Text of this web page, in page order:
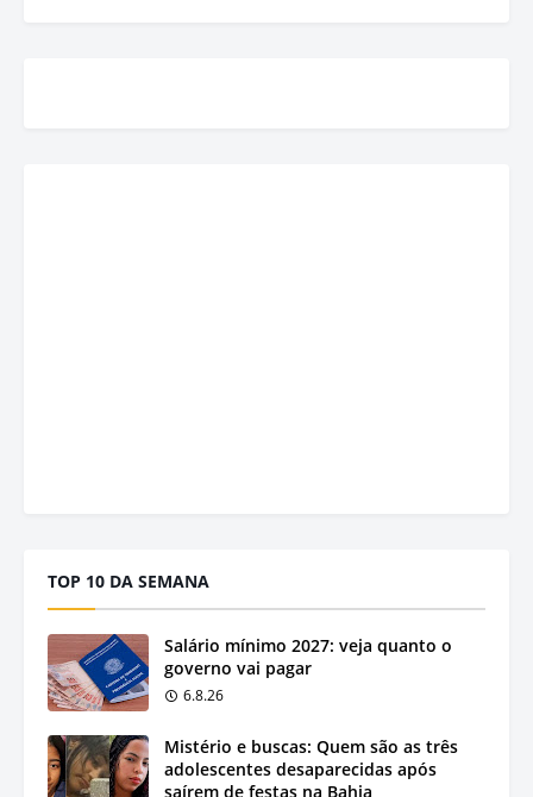
TOP 10 DA SEMANA
Salário mínimo 2027: veja quanto o
governo vai pagar
6.8.26
Mistério e buscas: Quem são as três
adolescentes desaparecidas após
saírem de festas na Bahia